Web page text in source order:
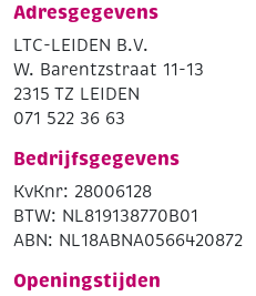
Adresgegevens
LTC-LEIDEN B.V.
W. Barentzstraat 11-13
2315 TZ LEIDEN
071 522 36 63
Bedrijfsgegevens
KvKnr: 28006128
BTW: NL819138770B01
ABN: NL18ABNA0566420872
Openingstijden